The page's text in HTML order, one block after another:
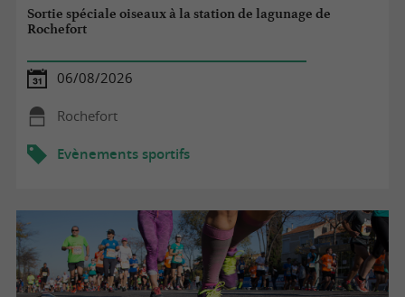
Sortie spéciale oiseaux à la station de lagunage de
Rochefort
06/08/2026
Rochefort
Evènements sportifs